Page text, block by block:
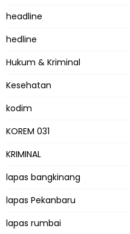
headline
hedline
Hukum & Kriminal
Kesehatan
kodim
KOREM 031
KRIMINAL
lapas bangkinang
lapas Pekanbaru
lapas rumbai